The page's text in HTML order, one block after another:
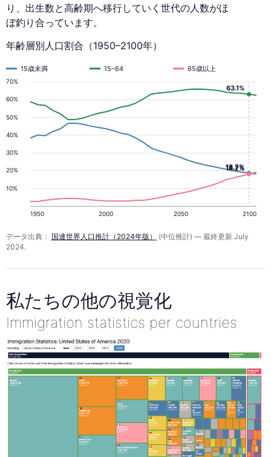
り、出生数と高齢期へ移行していく世代の人数がほ
ぼ釣り合っています。
年齢層別人口割合（1950–2100年）
10%
20%
30%
40%
50%
60%
70%
1950 2000 2050 2100
15歳未満 15–64 65歳以上
18.7%
18.2%
63.1%
データ出典： 国連世界人口推計（2024年版）
(中位推計) — 最終更新 July
2024.
私たちの他の視覚化
Immigration statistics per countries